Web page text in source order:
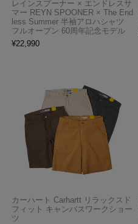
レインスプーナー × エンドレスサ
マー REYN SPOONER × The End
less Summer 半袖アロハシャツ
フルオープン 60周年記念モデル
¥22,990
カーハート Carhartt リラックスド
フィット キャンバスワークショー
ツ